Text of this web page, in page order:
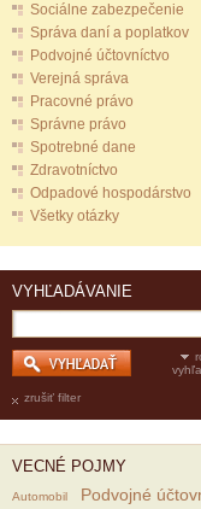
Sociálne zabezpečenie
Správa daní a poplatkov
Podvojné účtovníctvo
Verejná správa
Pracovné právo
Správne právo
Spotrebné dane
Zdravotníctvo
Odpadové hospodárstvo
Všetky otázky
VYHĽADÁVANIE
zrušiť filter
VECNÉ POJMY
Automobil Podvojné